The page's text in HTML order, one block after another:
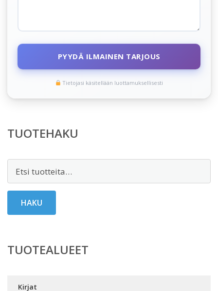
PYYDÄ ILMAINEN TARJOUS
Tietojasi käsitellään luottamuksellisesti
TUOTEHAKU
HAKU
TUOTEALUEET
Kirjat